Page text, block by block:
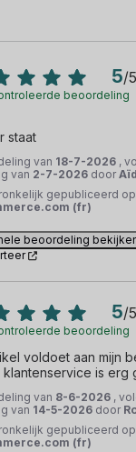
5/5
beoordeling
staat
van 18-7-2026 ,
van 2-7-2026 door
gepubliceerd op
(fr)
beoordeling
5/5
beoordeling
voldoet aan mijn
klantenservice is erg
van 8-6-2026 ,
van 14-5-2026 door
gepubliceerd op
(fr)